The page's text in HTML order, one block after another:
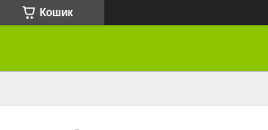
Кошик